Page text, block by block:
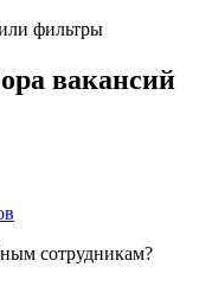
фильтры
вакансий
сотрудникам?